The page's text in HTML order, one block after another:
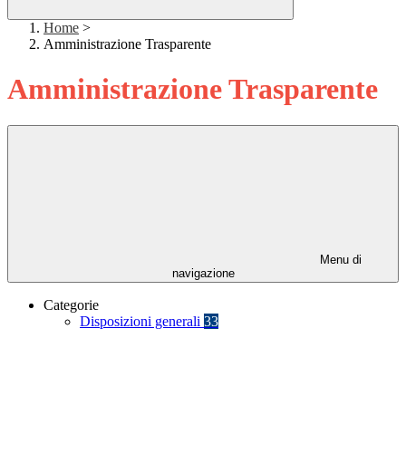
Home >
Amministrazione Trasparente
Amministrazione Trasparente
Menu di
navigazione
Categorie
Disposizioni generali 33